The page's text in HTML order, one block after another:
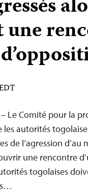
Le Comité pour la
les autorités
de l’agression d’au
une rencontre
togolaises